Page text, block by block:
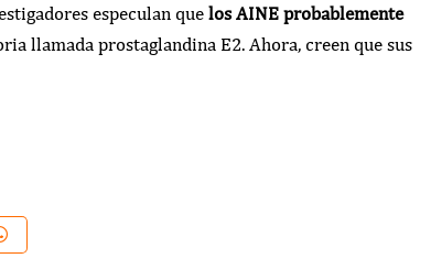
especulan quelos AINE probablemente
llamada prostaglandina E2. Ahora, creen que sus